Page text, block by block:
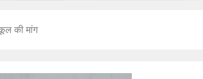
की मांग